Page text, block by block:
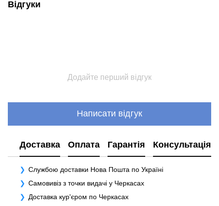
Відгуки
Додайте перший відгук
Написати відгук
Доставка Оплата Гарантія Консультація
Службою доставки Нова Пошта по Україні
Самовивіз з точки видачі у Черкасах
Доставка кур'єром по Черкасах